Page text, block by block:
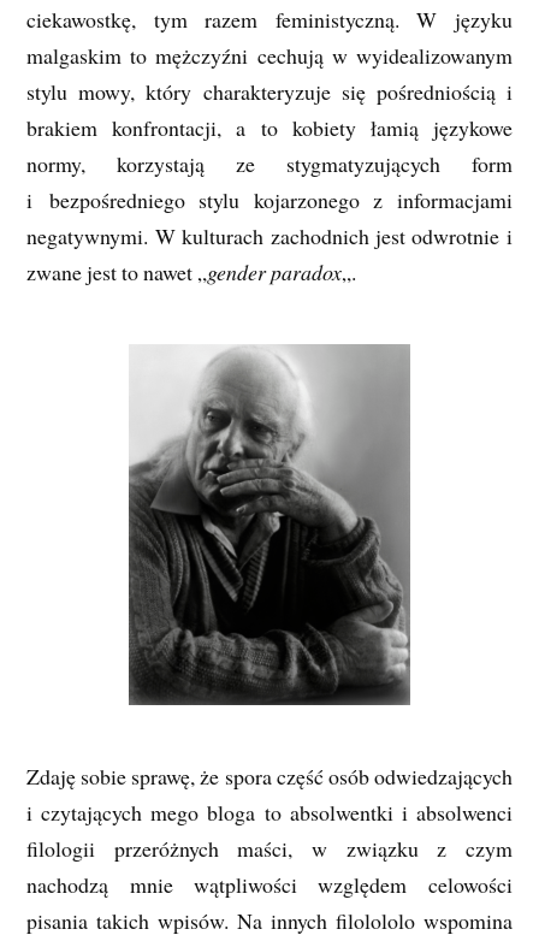
ciekawostkę, tym razem feministyczną. W języku
malgaskim to mężczyźni cechują w wyidealizowanym
stylu mowy, który charakteryzuje się pośredniością i
brakiem konfrontacji, a to kobiety łamią językowe
normy, korzystają ze stygmatyzujących form
i bezpośredniego stylu kojarzonego z informacjami
negatywnymi. W kulturach zachodnich jest odwrotnie i
zwane jest to nawet „gender paradox„.
Zdaję sobie sprawę, że spora część osób odwiedzających
i czytających mego bloga to absolwentki i absolwenci
filologii przeróżnych maści, w związku z czym
nachodzą mnie wątpliwości względem celowości
pisania takich wpisów. Na innych filolololo wspomina